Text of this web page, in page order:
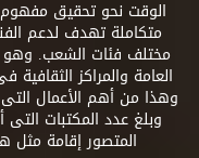
الوقت نحو تحقيق مفهوم
متكاملة تهدف لدعم
مختلف فئات الشعب. وهو
العامة والمراكز
وهذا من أهم الأعمال
وبلغ عدد المكتبات
المتصور إقامة مثل هذه